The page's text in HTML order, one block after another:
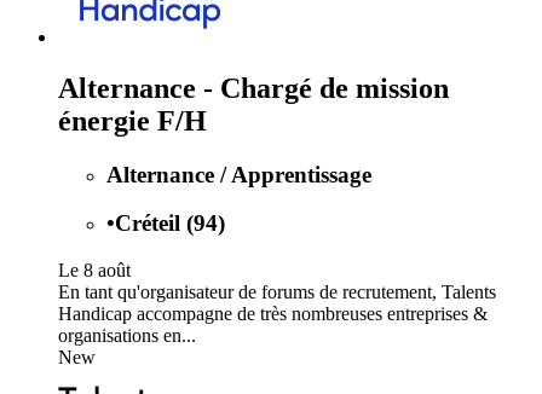
Alternance - Chargé de mission
énergie F/H
Alternance / Apprentissage
•Créteil (94)
Le 8 août
En tant qu'organisateur de forums de recrutement, Talents
Handicap accompagne de très nombreuses entreprises &
organisations en...
New